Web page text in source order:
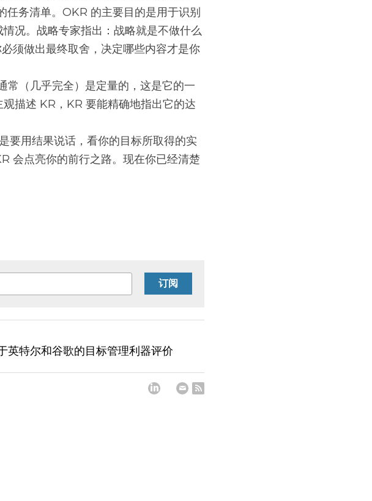
况。战略专家指出：战略就是不做什么
须做出最终取舍，决定哪些内容才是你
描述 KR，KR 要能精确地指出它的达
会点亮你的前行之路。现在你已经清楚
订阅
英特尔和谷歌的目标管理利器评价